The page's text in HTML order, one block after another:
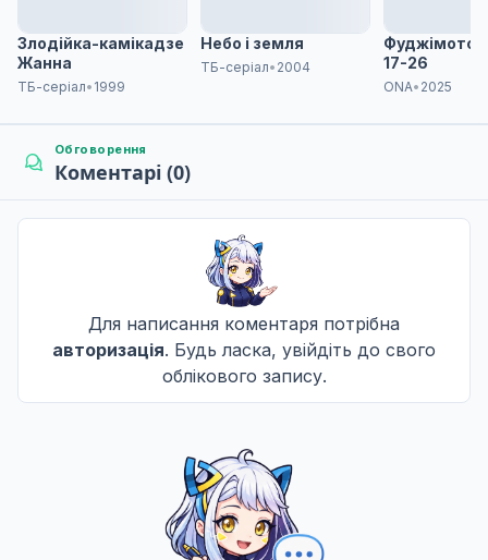
Злодійка-камікадзе
Жанна
ТБ-серіал• 1999
Небо і земля
ТБ-серіал• 2004
Фуджімото
17-26
ONA• 2025
Обговорення
Коментарі (0)
Для написання коментаря потрібна
авторизація. Будь ласка, увійдіть до свого
облікового запису.